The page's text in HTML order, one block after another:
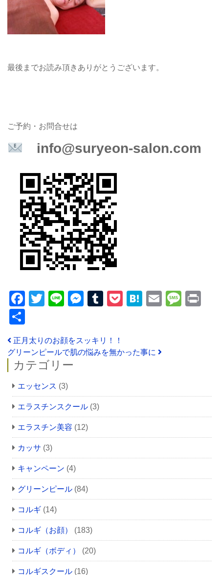
最後までお読み頂きありがとうございます。
ご予約・お問合せは
info@suryeon-salon.com
Facebook
TwitterLineMessenger
Tumblr
Pocket
Hatena
Email
有
投稿ナビゲーション
正月太りのお顔をスッキリ！！
グリーンピールで肌の悩みを無かった事に
カテゴリー
エッセンス (3)
エラスチンスクール (3)
エラスチン美容 (12)
カッサ (3)
キャンペーン (4)
グリーンピール (84)
コルギ (14)
コルギ（お顔） (183)
コルギ（ボディ） (20)
コルギスクール (16)